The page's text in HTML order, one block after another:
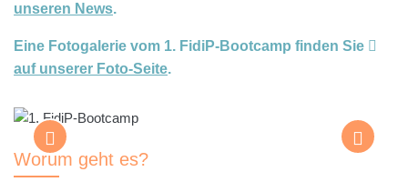
unseren News.
Eine Fotogalerie vom 1. FidiP-Bootcamp finden Sie
auf unserer Foto-Seite.
Worum geht es?